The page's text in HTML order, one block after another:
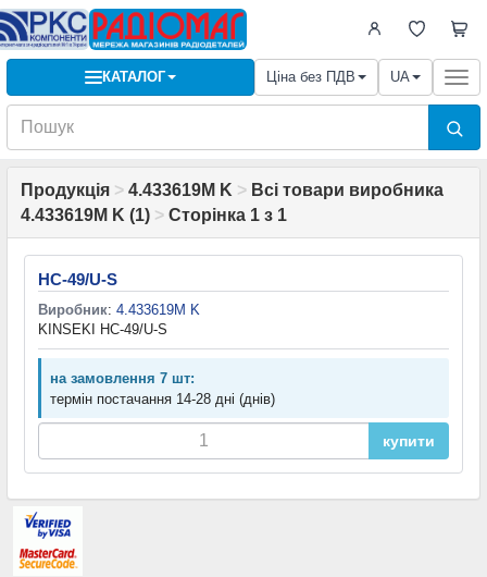
КАТАЛОГ Ціна без ПДВ UA
Продукція > 4.433619M K > Всі товари виробника
4.433619M K (1) > Сторінка 1 з 1
HC-49/U-S
Виробник: 4.433619M K
KINSEKI HC-49/U-S
на замовлення 7 шт:
термін постачання 14-28 дні (днів)
купити